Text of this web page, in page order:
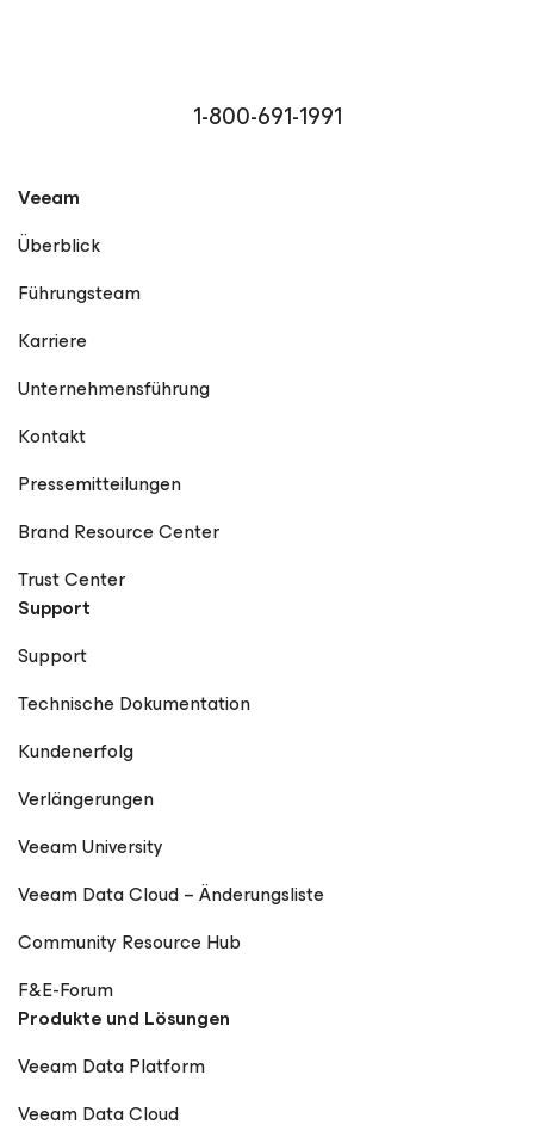
1-800-691-1991
Veeam
Überblick
Führungsteam
Karriere
Unternehmensführung
Kontakt
Pressemitteilungen
Brand Resource Center
Trust Center
Support
Support
Technische Dokumentation
Kundenerfolg
Verlängerungen
Veeam University
Veeam Data Cloud – Änderungsliste
Community Resource Hub
F&E-Forum
Produkte und Lösungen
Veeam Data Platform
Veeam Data Cloud